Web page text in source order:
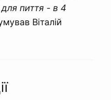
пиття - в 4
Віталій